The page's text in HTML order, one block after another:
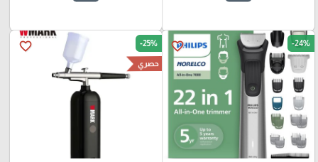
favorite_border -24%
favorite_border -25%
حصري